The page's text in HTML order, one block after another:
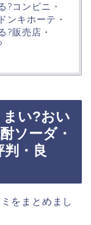
?コンビニ・
ンキホーテ・
?販売店・
い?おい
ソーダ・
・良
をまとめまし